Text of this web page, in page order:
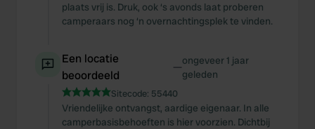
plaats vrij is. Druk, ook ‘s avonds laat proberen
camperaars nog ‘n overnachtingsplek te vinden.
Een locatie
beoordeeld
—ongeveer 1 jaar
geleden
Sitecode: 55440
Vriendelijke ontvangst, aardige eigenaar. In alle
camperbasisbehoeften is hier voorzien. Dichtbij